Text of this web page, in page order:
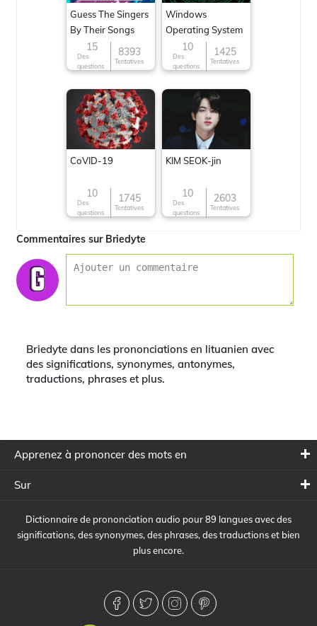
Guess The Singers
By Their Songs
15
Des
questions
8393
Tentatives
Windows
Operating System
10
Des
questions
1425
Tentatives
CoVID-19
10
Des
questions
1745
Tentatives
KIM SEOK-jin
10
Des
questions
2603
Tentatives
Commentaires sur Briedyte
Briedyte dans les prononciations en lituanien avec
des significations, synonymes, antonymes,
traductions, phrases et plus.
Apprenez à prononcer des mots en
Sur
Dictionnaire de prononciation audio pour 89 langues avec des
significations, des synonymes, des phrases, des traductions et bien
plus encore.